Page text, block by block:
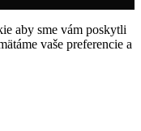
aby sme vám poskytli
vaše preferencie a